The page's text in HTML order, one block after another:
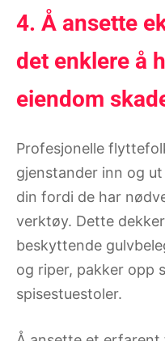
4. Å ansette
det enklere å
eiendom
Profesjonelle
gjenstander inn og
din fordi de har
verktøy. Dette
beskyttende
og riper, pakker opp
spisestuestoler.